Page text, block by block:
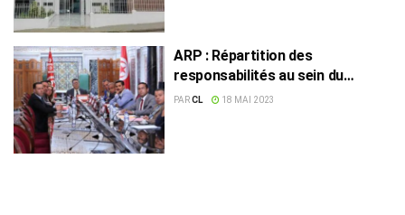
ARP : Répartition des
responsabilités au sein du
bureau du parlement
PARCL 18 MAI 2023